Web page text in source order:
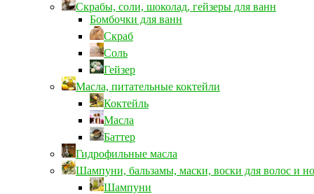
Скрабы, соли, шоколад, гейзеры для ванн
Бомбочки для ванн
Скраб
Соль
Гейзер
Масла, питательные коктейли
Коктейль
Масла
Баттер
Гидрофильные масла
Шампуни, бальзамы, маски, воски для волос и
Шампуни